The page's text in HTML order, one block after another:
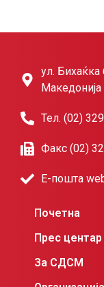
ул. Бихаќка
Македонија
Тел. (02)
Факс (02)
Е-пошта
Почетна
Прес центар
За СДСМ